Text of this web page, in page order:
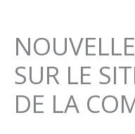
SUR LE
DE LA